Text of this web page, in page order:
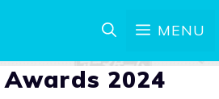
MENU
Awards 2024